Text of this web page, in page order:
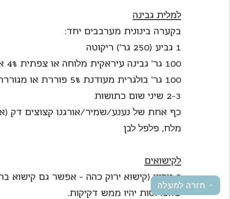
חזרה למעלה
למלית גבינה
בקערה בינונית מערבבים יחד:
1 גביע (250 גר') ריקוטה
100 גר' גבינה עיראקית מלוחה או צפתית 4% או 5% מפוררת או מגוררת
100 גר' בולגרית מעודנת 5% פוררת או מגוררת
2-3 שיני שום כתושות
כף אחת של נענע/שמיר/אורגנו קצוצים דק
מלח, פלפל לבן
לקישואים
2 זוקיני (קישוא ירוק כהה - אפשר גם קישוא
שהפרוסות יהיו ממש דקיקות.